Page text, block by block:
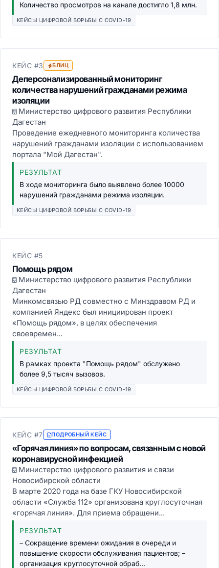
Количество просмотров на канале достигло 1,8 млн.
КЕЙСЫ ЦИФРОВОЙ БОРЬБЫ С COVID-19
КЕЙС #3 БЛИЦ
Деперсонализированный мониторинг
количества нарушений гражданами режима
изоляции
Министерство цифрового развития Республики
Дагестан
Проведение ежедневного мониторинга количества
нарушений гражданами изоляции с использованием
портала "Мой Дагестан".
РЕЗУЛЬТАТ
В ходе мониторинга было выявлено более 10000
нарушений гражданами режима изоляции.
КЕЙСЫ ЦИФРОВОЙ БОРЬБЫ С COVID-19
КЕЙС #5
Помощь рядом
Министерство цифрового развития Республики
Дагестан
Минкомсвязью РД совместно с Минздравом РД и
компанией Яндекс был инициирован проект
«Помощь рядом», в целях обеспечения
своевремен...
РЕЗУЛЬТАТ
В рамках проекта "Помощь рядом" обслужено
более 9,5 тысяч вызовов.
КЕЙСЫ ЦИФРОВОЙ БОРЬБЫ С COVID-19
КЕЙС #7 ПОДРОБНЫЙ КЕЙС
«Горячая линия» по вопросам, связанным с новой
коронавирусной инфекцией
Министерство цифрового развития и связи
Новосибирской области
В марте 2020 года на базе ГКУ Новосибирской
области «Служба 112» организована круглосуточная
«горячая линия». Для приема обращени...
РЕЗУЛЬТАТ
– Сокращение времени ожидания в очереди и
повышение скорости обслуживания пациентов; –
организация круглосуточной обраб...